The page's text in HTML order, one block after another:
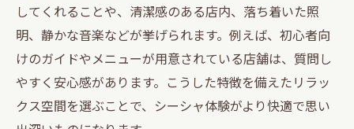
してくれることや、清潔感のある店内、落ち着いた照
明、静かな音楽などが挙げられます。例えば、初心者向
けのガイドやメニューが用意されている店舗は、質問し
やすく安心感があります。こうした特徴を備えたリラッ
クス空間を選ぶことで、シーシャ体験がより快適で思い